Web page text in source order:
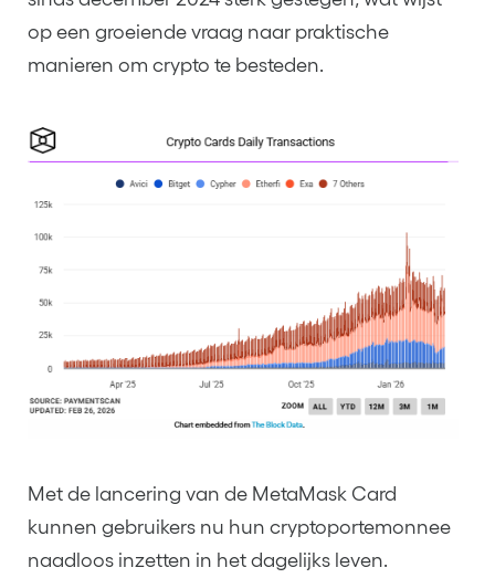
op een groeiende vraag naar praktische
manieren om crypto te besteden.
Met de lancering van de MetaMask Card
kunnen gebruikers nu hun cryptoportemonnee
naadloos inzetten in het dagelijks leven.